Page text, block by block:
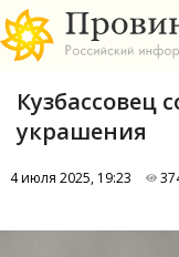
Кузбассовец
украшения
4 июля 2025, 19:23